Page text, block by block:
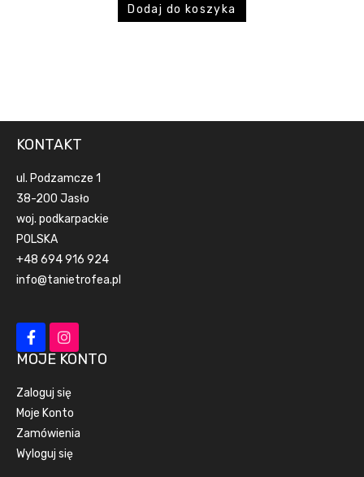
Dodaj do koszyka
KONTAKT
ul. Podzamcze 1
38-200 Jasło
woj. podkarpackie
POLSKA
+48 694 916 924
info@tanietrofea.pl
MOJE KONTO
Zaloguj się
Moje Konto
Zamówienia
Wyloguj się